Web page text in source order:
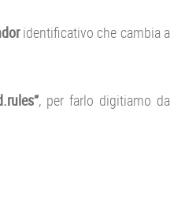
identificativo che cambia a
, per farlo digitiamo da